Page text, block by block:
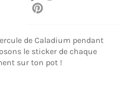
sur
de Caladium pendant
le sticker de chaque
sur ton pot !